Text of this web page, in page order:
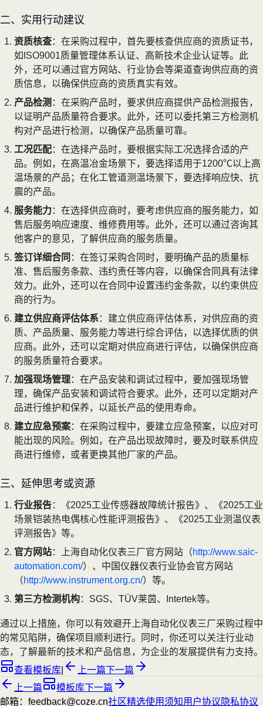
二、实用行动建议
资质核查：在采购过程中，首先要核查供应商的资质证书，
如ISO9001质量管理体系认证、高新技术企业认证等。此
外，还可以通过官方网站、行业协会等渠道查询供应商的资
质信息，以确保供应商的资质真实有效。
产品检测 ：在采购产品时，要求供应商提供产品检测报告，
以证明产品质量符合要求。此外，还可以委托第三方检测机
构对产品进行检测，以确保产品质量可靠。
工况匹配：在选择产品时，要根据实际工况选择合适的产
品。例如，在高温冶金场景下，要选择适用于1200℃以上高
温场景的产品；在化工管道测温场景下，要选择响应快、抗
震的产品。
服务能力：在选择供应商时，要考虑供应商的服务能力，如
售后服务响应速度、维修费用等。此外，还可以通过咨询其
他客户的意见，了解供应商的服务质量。
签订详细合同 ：在签订采购合同时，要明确产品的质量标
准、售后服务条款、违约责任等内容，以确保合同具有法律
效力。此外，还可以在合同中设置违约金条款，以约束供应
商的行为。
建立供应商评估体系：建立供应商评估体系，对供应商的资
质、产品质量、服务能力等进行综合评估，以选择优质的供
应商。此外，还可以定期对供应商进行评估，以确保供应商
的服务质量符合要求。
加强现场管理：在产品安装和调试过程中，要加强现场管
理，确保产品安装和调试符合要求。此外，还可以定期对产
品进行维护和保养，以延长产品的使用寿命。
建立应急预案：在采购过程中，要建立应急预案，以应对可
能出现的风险。例如，在产品出现故障时，要及时联系供应
商进行维修，或者更换其他厂家的产品。
三、延伸思考或资源
行业报告：《2025工业传感器故障统计报告》、《2025工业
场景铠装热电偶核心性能评测报告》、《2025工业测温仪表
评测报告》等。
官方网站：上海自动化仪表三厂官方网站（http://www.saic-
automation.com/）、中国仪器仪表行业协会官方网站
（http://www.instrument.org.cn/）等。
第三方检测机构：SGS、TÜV莱茵、Intertek等。
通过以上措施，你可以有效避开上海自动化仪表三厂采购过程中
的常见陷阱，确保项目顺利进行。同时，你还可以关注行业动
态，了解最新的技术和产品信息，为企业的发展提供有力支持。
查看模板库
上一篇下一篇
上一篇
模板库下一篇
邮箱：feedback@coze.cn社区精选使用须知用户协议 隐私协议